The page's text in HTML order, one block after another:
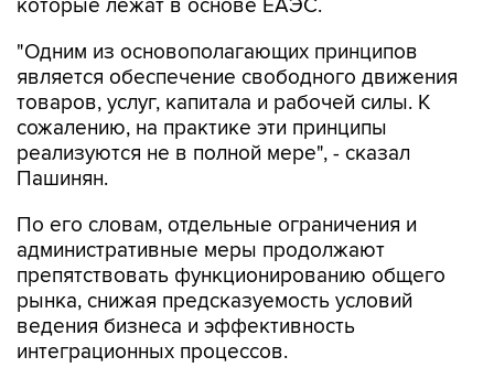
"Одним из основополагающих принципов
товаров, услуг, капитала и рабочей силы. К
сожалению, на практике эти принципы
реализуются не в полной мере", - сказал
Пашинян.
По его словам, отдельные ограничения и
препятствовать функционированию общего
рынка, снижая предсказуемость условий
ведения бизнеса и эффективность
интеграционных процессов.
"Армения неизменно обеспечивает